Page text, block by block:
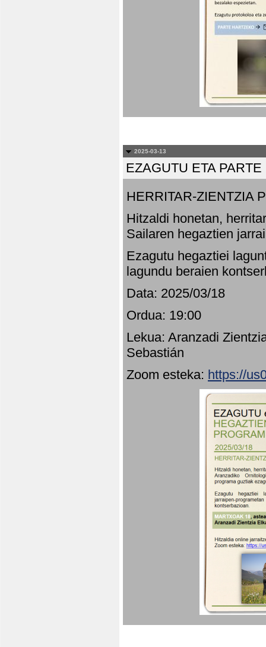
2025-03-13
EZAGUTU ETA
HERRITAR-ZIENTZIA
Hitzaldi honetan,
Sailaren hegaztien
Ezagutu hegaztiei
lagundu beraien
Data: 2025/03/18
Ordua: 19:00
Lekua: Aranzadi
Sebastián
Zoom esteka: https://